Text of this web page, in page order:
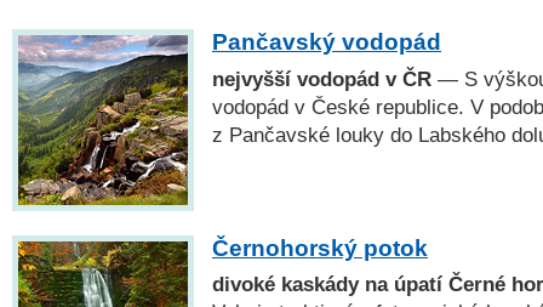
Pančavský vodopád
nejvyšší vodopád v ČR — S
vodopád v České republice. V
z Pančavské louky do Labského
Černohorský potok
divoké kaskády na úpatí Černé